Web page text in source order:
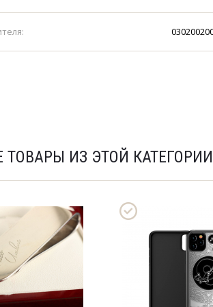
ТОВАРЫ ИЗ ЭТОЙ КАТЕГОРИИ